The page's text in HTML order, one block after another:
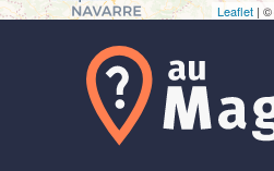
Leaflet | ©